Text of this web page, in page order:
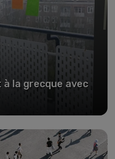
la grecque avec